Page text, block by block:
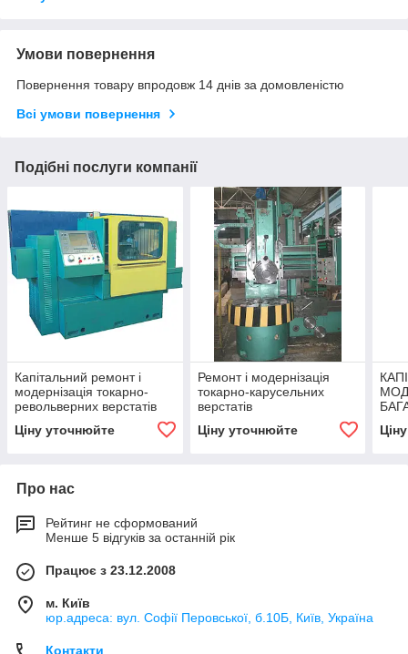
Умови повернення
Повернення товару впродовж 14 днів за домовленістю
Всі умови повернення
Подібні послуги компанії
Капітальний ремонт і
модернізація токарно-
револьверних верстатів
1В340Ф30 системами ЧПУ
Ціну уточнюйте
Ремонт і модернізація
токарно-карусельних
верстатів
Ціну уточнюйте
Про нас
Рейтинг не сформований
Менше 5 відгуків за останній рік
Працює з 23.12.2008
м. Київ
юр.адреса: вул. Софії Перовської, б.10Б, Київ, Україна
Контакти